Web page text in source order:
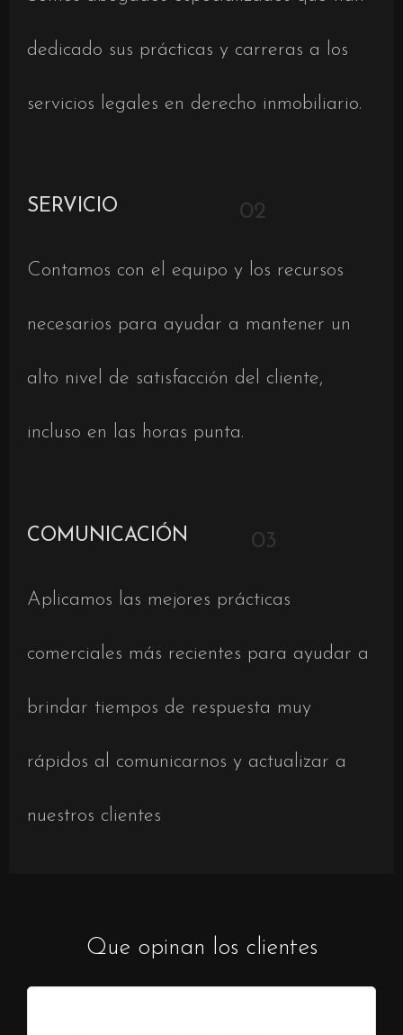
dedicado sus prácticas y carreras a los
servicios legales en derecho inmobiliario.
SERVICIO 02
Contamos con el equipo y los recursos
necesarios para ayudar a mantener un
alto nivel de satisfacción del cliente,
incluso en las horas punta.
COMUNICACIÓN 03
Aplicamos las mejores prácticas
comerciales más recientes para ayudar a
brindar tiempos de respuesta muy
rápidos al comunicarnos y actualizar a
nuestros clientes
Que opinan los clientes